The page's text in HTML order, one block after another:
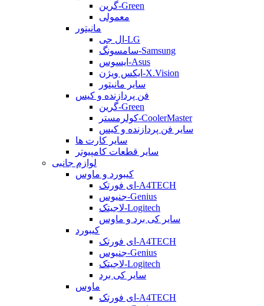
گرین-Green
معمولی
مانیتور
ال جی-LG
سامسونگ-Samsung
ایسوس-Asus
ایکس ویژن-X.Vision
سایر مانیتور
فن پردازنده و کیس
گرین-Green
کولرمستر-CoolerMaster
سایر فن پردازنده و کیس
سایر کارت ها
سایر قطعات کامپیوتر
لوازم جانبی
کیبورد و ماوس
ای فورتک-A4TECH
جنیوس-Genius
لاجیتک-Logitech
سایر کی برد و ماوس
کیبورد
ای فورتک-A4TECH
جنیوس-Genius
لاجیتک-Logitech
سایر کی برد
ماوس
ای فورتک-A4TECH